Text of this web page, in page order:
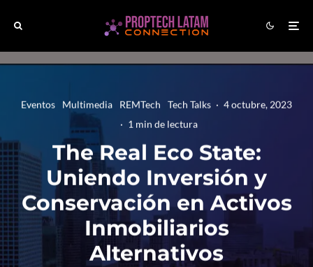
Eventos Multimedia REMTech Tech Talks · 4 octubre, 2023
· 1 min de lectura
The Real Eco State:
Uniendo Inversión y
Conservación en Activos
Inmobiliarios
Alternativos